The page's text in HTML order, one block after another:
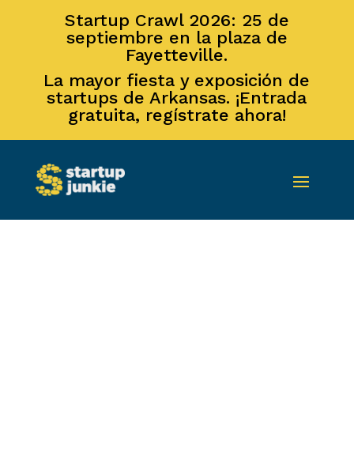
Startup Crawl 2026: 25 de
septiembre en la plaza de
Fayetteville.
La mayor fiesta y exposición de
startups de Arkansas. ¡Entrada
gratuita, regístrate ahora!